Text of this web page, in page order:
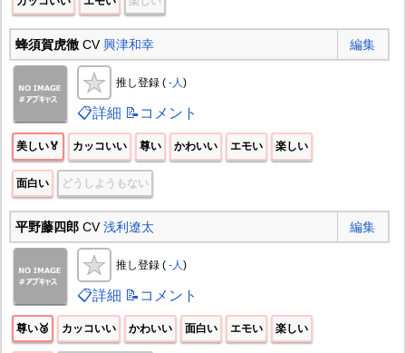
蜂須賀虎徹CV興津和幸 編集
推し登録 ( -人)
📋詳細 📝コメント
美しい🏅 カッコいい 尊い かわいい エモい 楽しい
面白い どうしようもない
平野藤四郎CV浅利遼太 編集
推し登録 ( -人)
📋詳細 📝コメント
尊い🥉 カッコいい かわいい 面白い エモい 楽しい